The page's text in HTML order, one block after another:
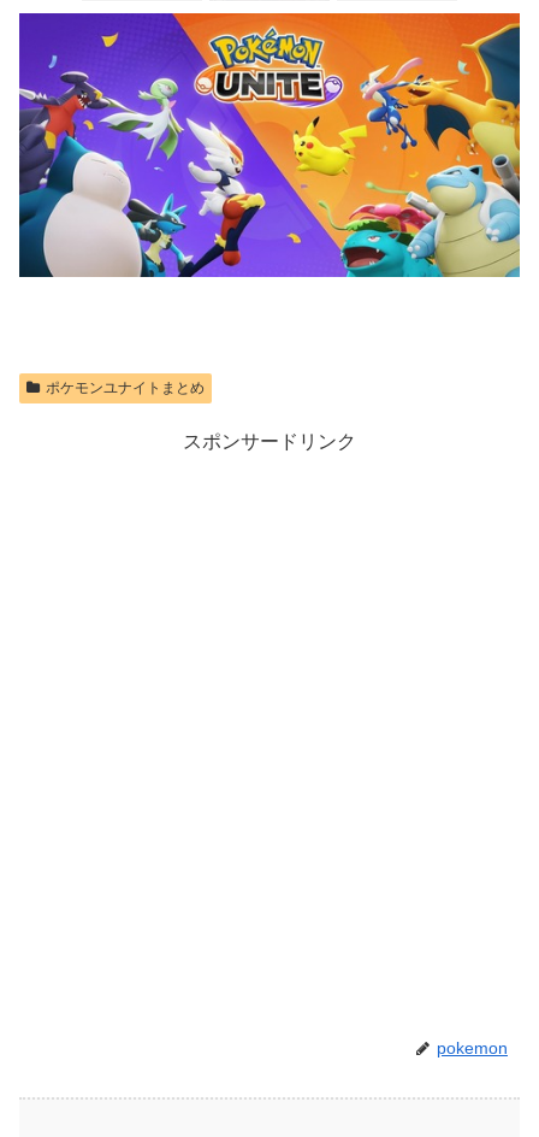
DLC「アトラス
×ヴァニラウェ
ア 紋章セッ
ト」 同梱 -
Switch
価格：¥7,182
価格：¥535
ポケモンユナイトまとめ
スポンサードリンク
pokemon